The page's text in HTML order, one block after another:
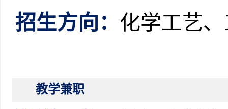
招生方向： 化学工艺
教学兼职